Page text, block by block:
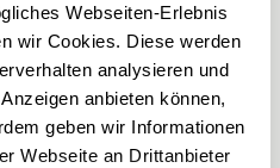
Webseiten-Erlebnis
wir Cookies. Diese werden
analysieren und
anbieten können,
geben wir Informationen
Webseite an Drittanbieter